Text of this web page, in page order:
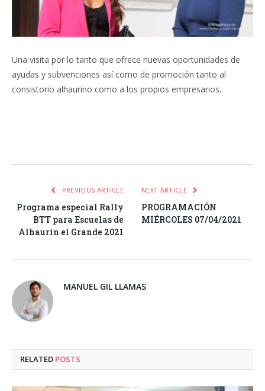
Una visita por lo tanto que ofrece nuevas oportunidades de
ayudas y subvenciones así como de promoción tanto al
consistorio alhaurino como a los propios empresarios.
PREVIOUS ARTICLE
Programa especial Rally
BTT para Escuelas de
Alhaurín el Grande 2021
NEXT ARTICLE
PROGRAMACIÓN
MIÉRCOLES 07/04/2021
MANUEL GIL LLAMAS
RELATED POSTS